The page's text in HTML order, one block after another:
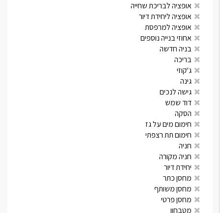
אופציה לבריכת שחייה
אופציה ליחידת דיור
אופציה למרפסת
אחוזי בנייה נוספים
בניה חדשה
בריכה
ג'קוזי
גינה
גישה לנכים
דוד שמש
הסקה
חימום מים על גז
חימום תת רצפתי
חניה
חניה מקורה
יחידת דיור
מחסן כתר
מחסן משותף
מחסן פרטי
מטבחון